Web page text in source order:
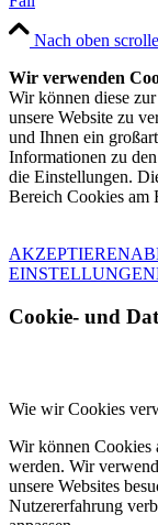
Nach oben
Wir verwenden
Wir können diese
unsere Website zu
und Ihnen ein
Informationen zu
die Einstellungen.
Bereich Cookies am
AKZEPTIEREN
EINSTELLUNGEN
Cookie- und
Wie wir Cookies
Wir können Cookies
werden. Wir
unsere Websites
Nutzererfahrung